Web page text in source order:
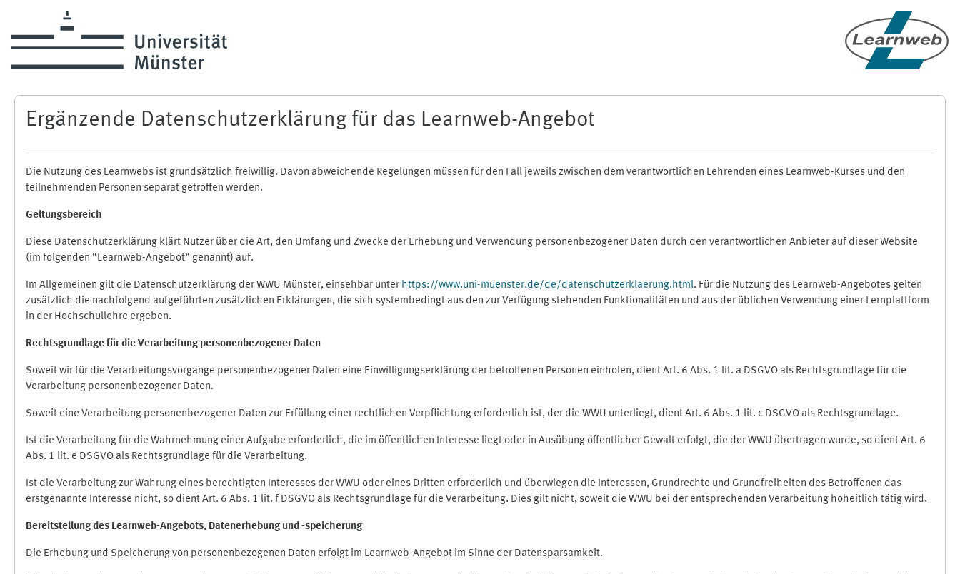
Ergänzende Datenschutzerklärung für das Learnweb-Angebot
Die Nutzung des Learnwebs ist grundsätzlich freiwillig. Davon abweichende Regelungen müssen für den Fall jeweils zwischen dem verantwortlichen Lehrenden eines Learnweb-Kurses und den
teilnehmenden Personen separat getroffen werden.
Geltungsbereich
Diese Datenschutzerklärung klärt Nutzer über die Art, den Umfang und Zwecke der Erhebung und Verwendung personenbezogener Daten durch den verantwortlichen Anbieter auf dieser Website
(im folgenden “Learnweb-Angebot” genannt) auf.
Im Allgemeinen gilt die Datenschutzerklärung der WWU Münster, einsehbar unter https://www.uni-muenster.de/de/datenschutzerklaerung.html. Für die Nutzung des Learnweb-Angebotes gelten
zusätzlich die nachfolgend aufgeführten zusätzlichen Erklärungen, die sich systembedingt aus den zur Verfügung stehenden Funktionalitäten und aus der üblichen Verwendung einer Lernplattform
in der Hochschullehre ergeben.
Rechtsgrundlage für die Verarbeitung personenbezogener Daten
Soweit wir für die Verarbeitungsvorgänge personenbezogener Daten eine Einwilligungserklärung der betroffenen Personen einholen, dient Art. 6 Abs. 1 lit. a DSGVO als Rechtsgrundlage für die
Verarbeitung personenbezogener Daten.
Soweit eine Verarbeitung personenbezogener Daten zur Erfüllung einer rechtlichen Verpflichtung erforderlich ist, der die WWU unterliegt, dient Art. 6 Abs. 1 lit. c DSGVO als Rechtsgrundlage.
Ist die Verarbeitung für die Wahrnehmung einer Aufgabe erforderlich, die im öffentlichen Interesse liegt oder in Ausübung öffentlicher Gewalt erfolgt, die der WWU übertragen wurde, so dient Art. 6
Abs. 1 lit. e DSGVO als Rechtsgrundlage für die Verarbeitung.
Ist die Verarbeitung zur Wahrung eines berechtigten Interesses der WWU oder eines Dritten erforderlich und überwiegen die Interessen, Grundrechte und Grundfreiheiten des Betroffenen das
erstgenannte Interesse nicht, so dient Art. 6 Abs. 1 lit. f DSGVO als Rechtsgrundlage für die Verarbeitung. Dies gilt nicht, soweit die WWU bei der entsprechenden Verarbeitung hoheitlich tätig wird.
Bereitstellung des Learnweb-Angebots, Datenerhebung und -speicherung
Die Erhebung und Speicherung von personenbezogenen Daten erfolgt im Learnweb-Angebot im Sinne der Datensparsamkeit.